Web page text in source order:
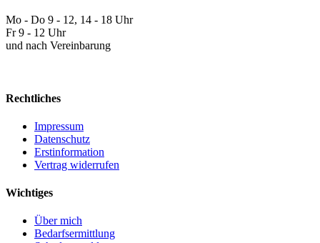
Mo - Do 9 - 12, 14 - 18 Uhr
Fr 9 - 12 Uhr
und nach Vereinbarung
Rechtliches
Impressum
Datenschutz
Erstinformation
Vertrag widerrufen
Wichtiges
Über mich
Bedarfsermittlung